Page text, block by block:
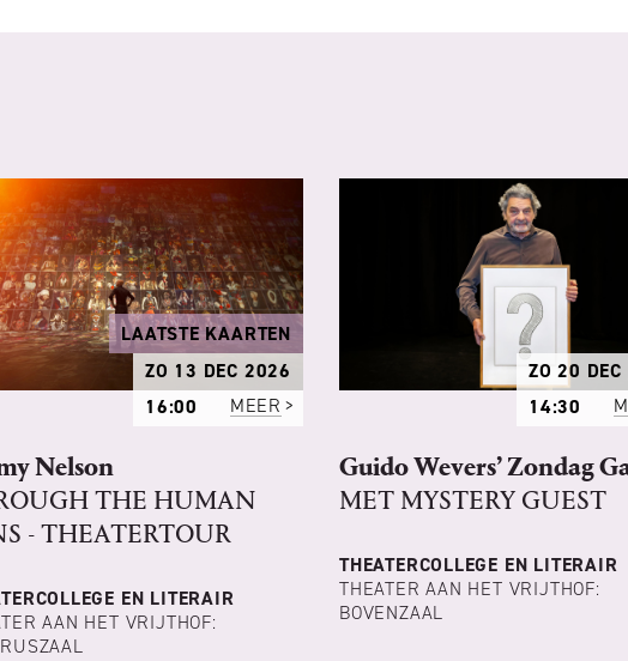
LAATSTE KAARTEN
ZO 13 DEC 2026
16:00
MEER
Nelson
THE HUMAN
- THEATERTOUR
EN LITERAIR
AAN HET VRIJTHOF:
ZO 20
14:30
Guido Wevers’ Zondag
MET MYSTERY GUEST
THEATERCOLLEGE EN LITERAIR
THEATER AAN HET VRIJTHOF:
BOVENZAAL